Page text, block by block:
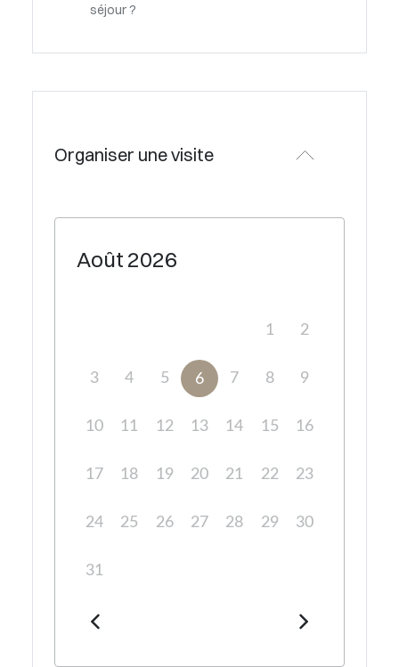
séjour ?
Organiser une visite
Août 2026
1 2
3 4 5 6 7 8 9
10 11 12 13 14 15 16
17 18 19 20 21 22 23
24 25 26 27 28 29 30
31